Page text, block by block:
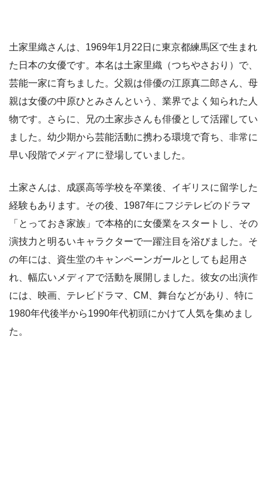
土家里織さんは、1969年1月22日に東京都練馬区で生まれ
た日本の女優です。本名は土家里織（つちやさおり）で、
芸能一家に育ちました。父親は俳優の江原真二郎さん、母
親は女優の中原ひとみさんという、業界でよく知られた人
物です。さらに、兄の土家歩さんも俳優として活躍してい
ました。幼少期から芸能活動に携わる環境で育ち、非常に
早い段階でメディアに登場していました。
土家さんは、成蹊高等学校を卒業後、イギリスに留学した
経験もあります。その後、1987年にフジテレビのドラマ
「とっておき家族」で本格的に女優業をスタートし、その
演技力と明るいキャラクターで一躍注目を浴びました。そ
の年には、資生堂のキャンペーンガールとしても起用さ
れ、幅広いメディアで活動を展開しました。彼女の出演作
には、映画、テレビドラマ、CM、舞台などがあり、特に
1980年代後半から1990年代初頭にかけて人気を集めまし
た。